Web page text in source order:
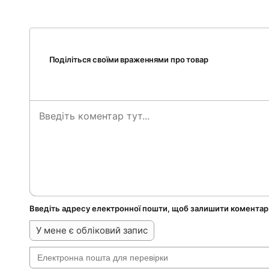
Поділіться своїми враженнями про товар
Введіть адресу електронної пошти, щоб залишити
У мене є обліковий запис